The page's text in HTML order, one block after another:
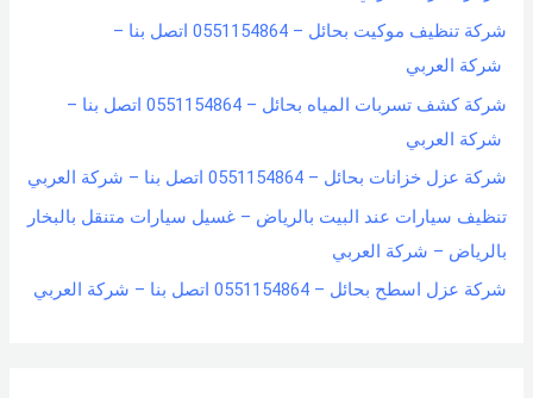
شركة تنظيف موكيت بحائل – 0551154864 اتصل بنا –
شركة العربي
شركة كشف تسربات المياه بحائل – 0551154864 اتصل بنا –
شركة العربي
شركة عزل خزانات بحائل – 0551154864 اتصل بنا – شركة العربي
تنظيف سيارات عند البيت بالرياض – غسيل سيارات متنقل بالبخار
بالرياض – شركة العربي
شركة عزل اسطح بحائل – 0551154864 اتصل بنا – شركة العربي